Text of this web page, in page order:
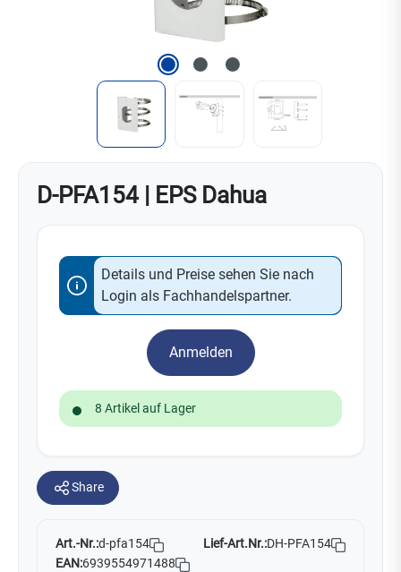
D-PFA154 | EPS Dahua
Details und Preise sehen Sie nach
Login als Fachhandelspartner.
Anmelden
8 Artikel auf Lager
Share
Art.-Nr.:d-pfa154 Lief-Art.Nr.:DH-PFA154
EAN:6939554971488